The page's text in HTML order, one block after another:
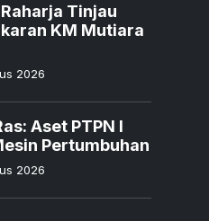
Tinjau
2026
Aset PTPN I
Pertumbuhan
2026